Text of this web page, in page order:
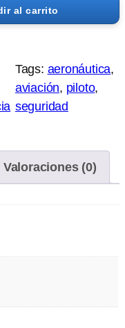
al carrito
Tags: aeronáutica
aviación, piloto
seguridad
Valoraciones (0)